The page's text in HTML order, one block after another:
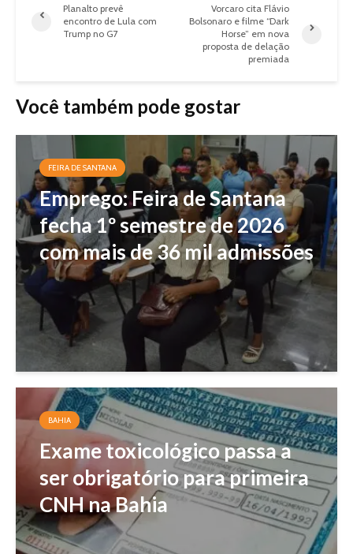
Planalto prevê
encontro de Lula com
Trump no G7
Vorcaro cita Flávio
Bolsonaro e filme “Dark
Horse” em nova
proposta de delação
premiada
Você também pode gostar
FEIRA DE SANTANA
Emprego: Feira de Santana
fecha 1º semestre de 2026
com mais de 36 mil admissões
BAHIA
Exame toxicológico passa a
ser obrigatório para primeira
CNH na Bahia